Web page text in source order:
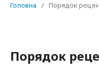
Головна / Порядок
Порядок